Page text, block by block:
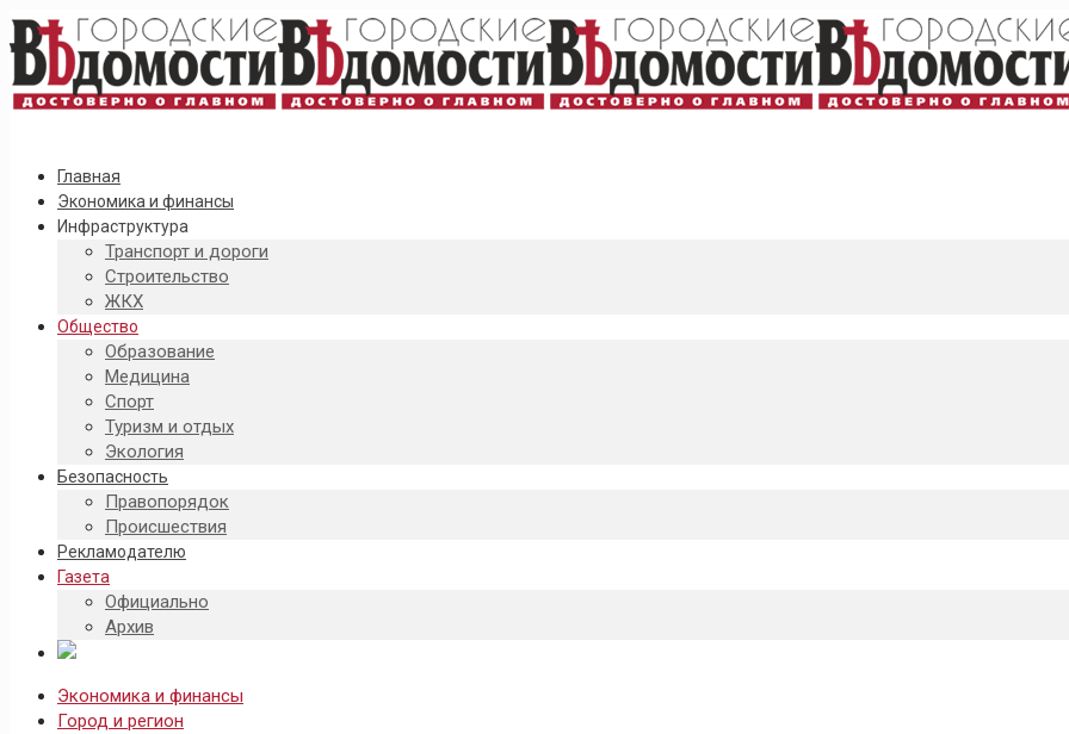
Главная
Экономика и финансы
Инфраструктура
Транспорт и дороги
Строительство
ЖКХ
Общество
Образование
Медицина
Спорт
Туризм и отдых
Экология
Безопасность
Правопорядок
Происшествия
Рекламодателю
Газета
Официально
Архив
Экономика и финансы
Город и регион